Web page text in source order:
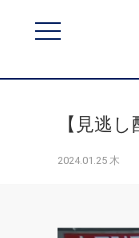
【見逃
2024.01.25 木